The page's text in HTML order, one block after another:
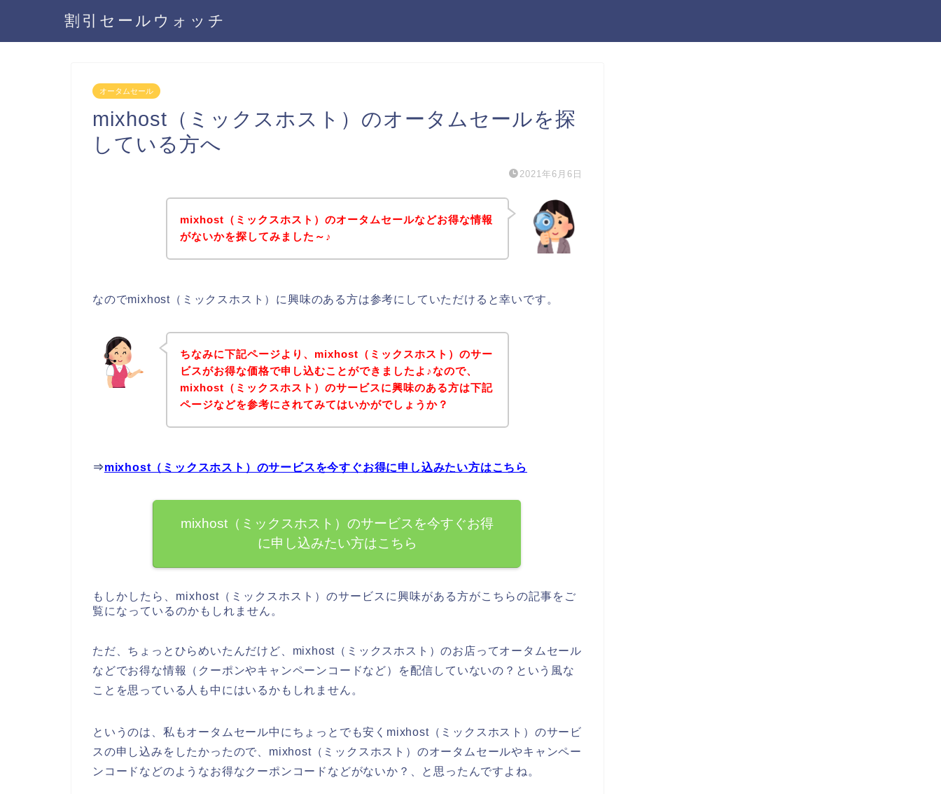
割引セールウォッチ
オータムセール
mixhost（ミックスホスト）のオータムセールを探
している方へ
2021年6月6日
mixhost（ミックスホスト）のオータムセールなどお得な情報
がないかを探してみました～♪
なのでmixhost（ミックスホスト）に興味のある方は参考にしていただけると幸いです。
ちなみに下記ページより、mixhost（ミックスホスト）のサー
ビスがお得な価格で申し込むことができましたよ♪なので、
mixhost（ミックスホスト）のサービスに興味のある方は下記
ページなどを参考にされてみてはいかがでしょうか？
⇒mixhost（ミックスホスト）のサービスを今すぐお得に申し込みたい方はこちら
mixhost（ミックスホスト）のサービスを今すぐお得
に申し込みたい方はこちら
もしかしたら、mixhost（ミックスホスト）のサービスに興味がある方がこちらの記事をご
覧になっているのかもしれません。
ただ、ちょっとひらめいたんだけど、mixhost（ミックスホスト）のお店ってオータムセール
などでお得な情報（クーポンやキャンペーンコードなど）を配信していないの？という風な
ことを思っている人も中にはいるかもしれません。
というのは、私もオータムセール中にちょっとでも安くmixhost（ミックスホスト）のサービ
スの申し込みをしたかったので、mixhost（ミックスホスト）のオータムセールやキャンペー
ンコードなどのようなお得なクーポンコードなどがないか？、と思ったんですよね。